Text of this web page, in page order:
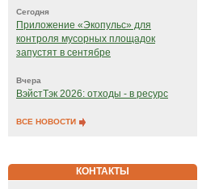
Сегодня
Приложение «Экопульс» для
контроля мусорных площадок
запустят в сентябре
Вчера
ВэйстТэк 2026: отходы - в ресурс
ВСЕ НОВОСТИ
КОНТАКТЫ